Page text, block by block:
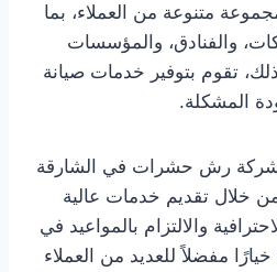
متنوعة من العملاء، بما
والفنادق، والمؤسسات
ذلك، تقوم بتوفير خدمات صيانة
المشكلة.
رش حشرات في الشارقة
خلال تقديم خدمات عالية
والالتزام بالمواعيد في
خيارًا مفضلاً للعديد من العملاء